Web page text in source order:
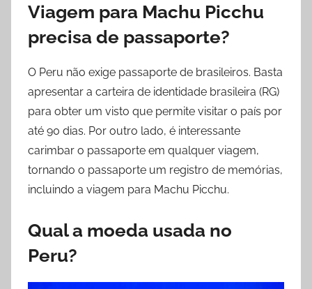
Viagem para Machu Picchu
precisa de passaporte?
O Peru não exige passaporte de brasileiros. Basta
apresentar a carteira de identidade brasileira (RG)
para obter um visto que permite visitar o país por
até 90 dias. Por outro lado, é interessante
carimbar o passaporte em qualquer viagem,
tornando o passaporte um registro de memórias,
incluindo a viagem para Machu Picchu.
Qual a moeda usada no
Peru?